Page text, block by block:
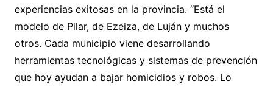
experiencias exitosas en la provincia. “Está el
modelo de Pilar, de Ezeiza, de Luján y muchos
otros. Cada municipio viene desarrollando
herramientas tecnológicas y sistemas de prevención
que hoy ayudan a bajar homicidios y robos. Lo